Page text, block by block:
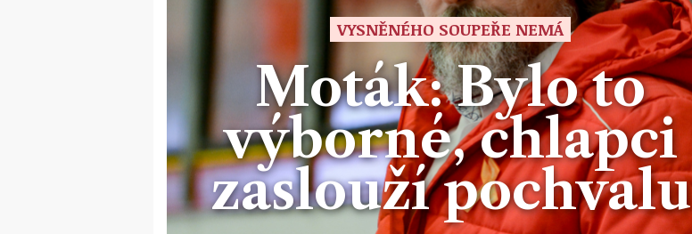
VYSNĚNÉHO SOUPEŘE NEMÁ
Moták: Bylo to
výborné, chlapci
zaslouží pochvalu